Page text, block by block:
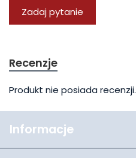
Zadaj pytanie
Recenzje
Produkt nie posiada recenzji.
Informacje